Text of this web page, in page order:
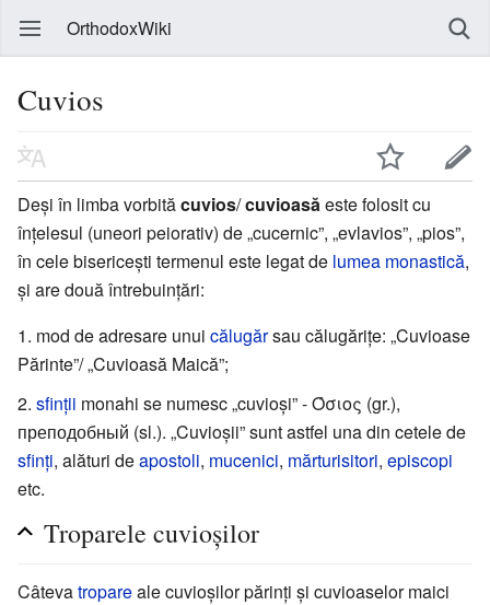
OrthodoxWiki
Cuvios
Deși în limba vorbităcuvios/cuvioasă este folosit cu
înțelesul (uneori peiorativ) de „cucernic”, „evlavios”, „pios”,
în cele bisericești termenul este legat de lumea monastică,
și are două întrebuințări:
mod de adresare unui călugărsau călugărițe: „Cuvioase
Părinte”/ „Cuvioasă Maică”;
sfinții monahi se numesc „cuvioși” - Όσιος (gr.),
преподобный (sl.). „Cuvioșii” sunt astfel una din cetele de
sfinți, alături deapostoli, mucenici, mărturisitori, episcopi
etc.
Troparele cuvioșilor
Câtevatropareale cuvioșilor părinți și cuvioaselor maici